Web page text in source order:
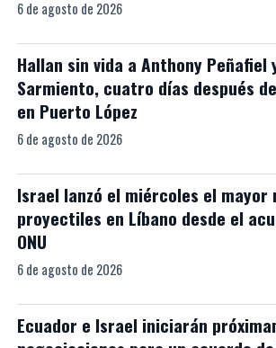
6 de agosto de 2026
Hallan sin vida a Anthony Peñafiel
Sarmiento, cuatro días después
en Puerto López
6 de agosto de 2026
Israel lanzó el miércoles el mayor
proyectiles en Líbano desde el
ONU
6 de agosto de 2026
Ecuador e Israel iniciarán